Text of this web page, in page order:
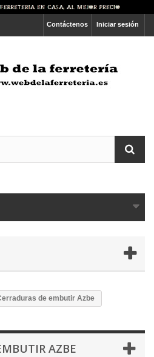
Iniciar sesión
Contáctenos
de embutir Azbe
AZBE